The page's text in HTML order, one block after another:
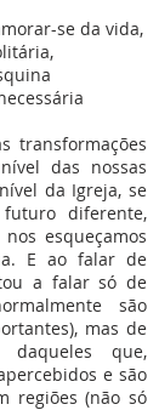
se da vida,
transformações
das nossas
da Igreja, se
diferente,
esqueçamos
E ao falar de
a falar só de
são
mas de
daqueles que,
e são
regiões (não só